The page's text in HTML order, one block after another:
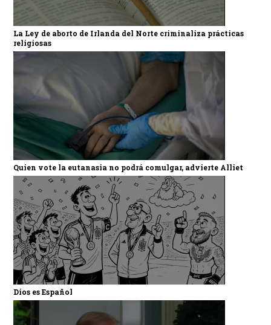
La Ley de aborto de Irlanda del Norte criminaliza prácticas
religiosas
Quien vote la eutanasia no podrá comulgar, advierte Alliet
Dios es Español